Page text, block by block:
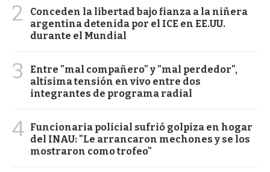
2
Conceden la libertad bajo fianza a la niñera
argentina detenida por el ICE en EE.UU.
durante el Mundial
3
Entre "mal compañero" y "mal perdedor",
altísima tensión en vivo entre dos
integrantes de programa radial
4 Funcionaria policial sufrió golpiza en hogar
del INAU: "Le arrancaron mechones y se los
mostraron como trofeo"